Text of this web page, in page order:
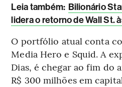
Leia também: Bilionário
lidera o retorno de Wall St.
O portfólio atual conta
Media Hero e Squid. A
Dias, é chegar ao fim do
R$ 300 milhões em